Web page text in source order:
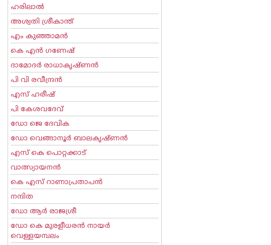
ഹരിലാല്‍
അശ്വതി ശ്രീകാന്ത്
എം കുഞ്ഞാമന്‍
കെ എന്‍ ഗണേഷ്
ദാമോദർ രാധാകൃഷ്ണൻ
പി വി രവീന്ദ്രന്‍
എസ് ഹരീഷ്
പി കേശവദേവ്‌
ഡോ ജെ ദേവിക
ഡോ വെങ്ങാനൂര്‍ ബാലകൃഷ്ണന്‍
എസ്‌ കെ പൊറ്റക്കാട്‌
വാത്സ്യായനന്‍
കെ എസ് റാണാപ്രതാപന്‍
നന്ദിത
ഡോ ആര്‍ രാജശ്രീ
ഡോ കെ മുരളീധരന്‍ നായര്‍
വെള്ളയമ്പലം